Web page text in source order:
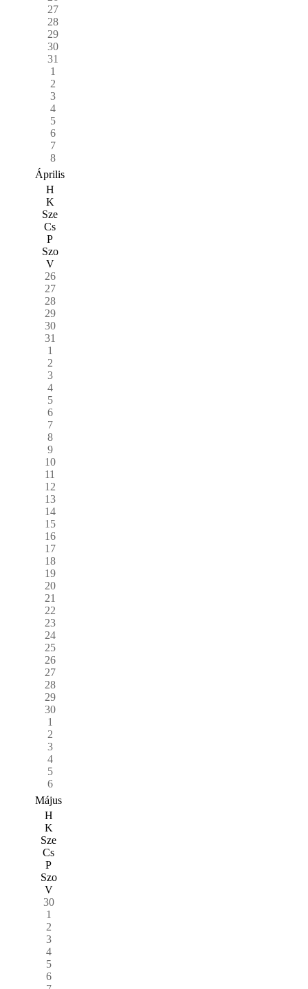
27
28
29
30
31
1
2
3
4
5
6
7
8
Április
H
K
Sze
Cs
P
Szo
V
26
27
28
29
30
31
1
2
3
4
5
6
7
8
9
10
11
12
13
14
15
16
17
18
19
20
21
22
23
24
25
26
27
28
29
30
1
2
3
4
5
6
Május
H
K
Sze
Cs
P
Szo
V
30
1
2
3
4
5
6